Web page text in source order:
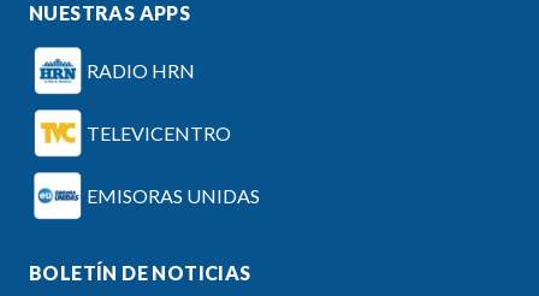
NUESTRAS APPS
RADIO HRN
TELEVICENTRO
EMISORAS UNIDAS
BOLETÍN DE NOTICIAS